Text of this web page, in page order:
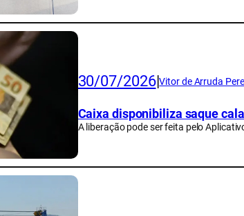
30/07/2026|Vitor de Arruda
Caixa disponibiliza saque
A liberação pode ser feita pelo